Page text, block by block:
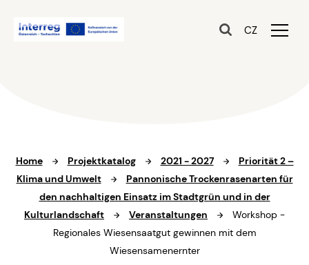
CZ
Home Projektkatalog 2021 - 2027
Priorität 2 –
Klima und Umwelt
Pannonische Trockenrasenarten für
den nachhaltigen Einsatz im Stadtgrün und in der
Kulturlandschaft
Veranstaltungen
Workshop -
Regionales Wiesensaatgut gewinnen mit dem
Wiesensamenernter